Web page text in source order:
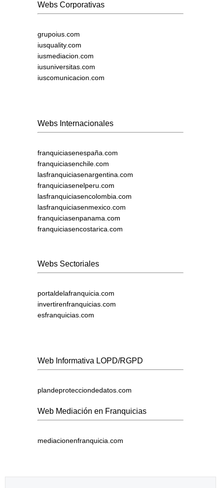
Webs Corporativas
grupoius.com
iusquality.com
iusmediacion.com
iusuniversitas.com
iuscomunicacion.com
Webs Internacionales
franquiciasenespaña.com
franquiciasenchile.com
lasfranquiciasenargentina.com
franquiciasenelperu.com
lasfranquiciasencolombia.com
lasfranquiciasenmexico.com
franquiciasenpanama.com
franquiciasencostarica.com
Webs Sectoriales
portaldelafranquicia.com
invertirenfranquicias.com
esfranquicias.com
Web Informativa LOPD/RGPD
plandeprotecciondedatos.com
Web Mediación en Franquicias
mediacionenfranquicia.com